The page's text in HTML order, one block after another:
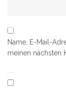
Name, E-Mail-
meinen nächsten